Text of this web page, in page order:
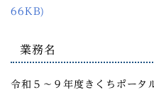
66KB)
業務名
令和５～９年度きくちポータ